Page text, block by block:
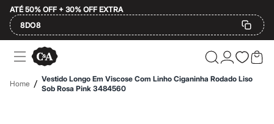
ATÉ 50% OFF + 30% OFF EXTRA
8DO8
Ofertas
Compre por Departamento
Feminino
Masculino
Home / Vestido Longo Em Viscose Com Linho Ciganinha Rodado Liso
Sob Rosa Pink 3484560